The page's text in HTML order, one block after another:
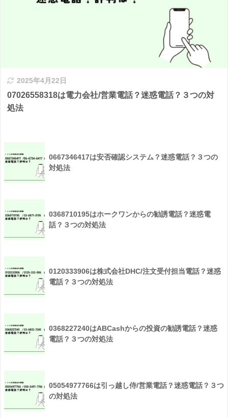
2025年4月22日
07026558318は電力会社/営業電話？迷惑電話？３つの対
処法
0667346417は安否確認システム？迷惑電話？３つの
対処法
0368710195はホークワンからの勧誘電話？迷惑電
話？３つの対処法
0120333906は株式会社DHC/注文受付担当電話？迷惑
電話？３つの対処法
0368227240はABCashからの投資の勧誘電話？迷惑
電話？３つの対処法
05054977766は引っ越し侍/営業電話？迷惑電話？３つ
の対処法